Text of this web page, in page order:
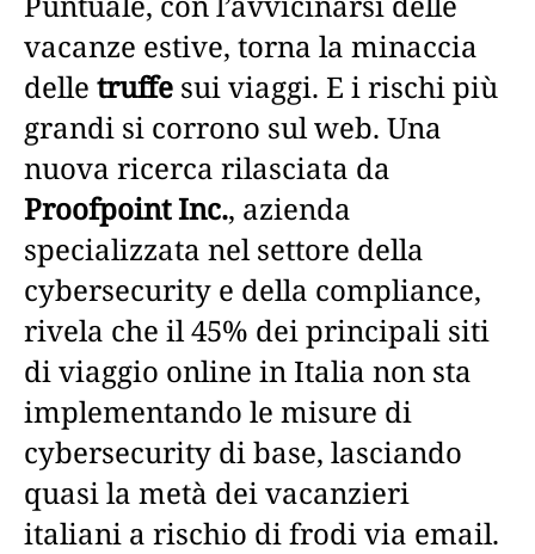
vacanze estive, torna la minaccia
delle truffe sui viaggi. E i rischi più
grandi si corrono sul web. Una
nuova ricerca rilasciata da
Proofpoint Inc., azienda
specializzata nel settore della
cybersecurity e della compliance,
rivela che il 45% dei principali siti
di viaggio online in Italia non sta
implementando le misure di
cybersecurity di base, lasciando
quasi la metà dei vacanzieri
italiani a rischio di frodi via email.